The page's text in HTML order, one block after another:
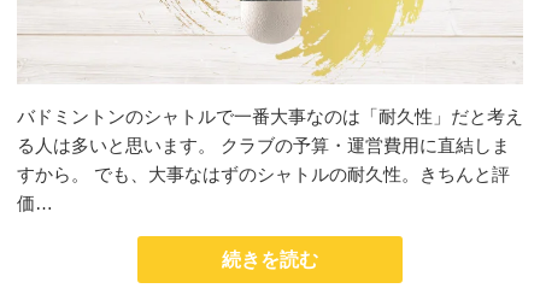
バドミントンのシャトルで一番大事なのは「耐久性」だと考え
る人は多いと思います。 クラブの予算・運営費用に直結しま
すから。 でも、大事なはずのシャトルの耐久性。きちんと評
価…
続きを読む